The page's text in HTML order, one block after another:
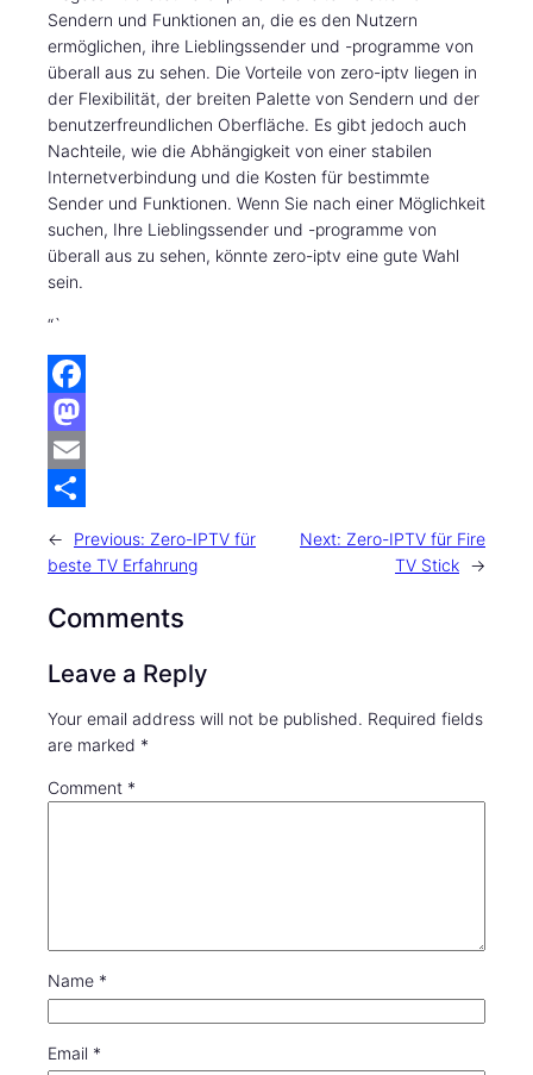
Sendern und Funktionen an, die es den Nutzern
ermöglichen, ihre Lieblingssender und -programme von
überall aus zu sehen. Die Vorteile von zero-iptv liegen in
der Flexibilität, der breiten Palette von Sendern und der
benutzerfreundlichen Oberfläche. Es gibt jedoch auch
Nachteile, wie die Abhängigkeit von einer stabilen
Internetverbindung und die Kosten für bestimmte
Sender und Funktionen. Wenn Sie nach einer Möglichkeit
suchen, Ihre Lieblingssender und -programme von
überall aus zu sehen, könnte zero-iptv eine gute Wahl
sein.
“`
F
a
c
b
k
M
a
t
o
n
E
a
h
e
← Previous: Zero-IPTV für
beste TV Erfahrung
Next: Zero-IPTV für Fire
TV Stick →
Comments
Leave a Reply
Your email address will not be published. Required fields
are marked *
Comment *
Name *
Email *